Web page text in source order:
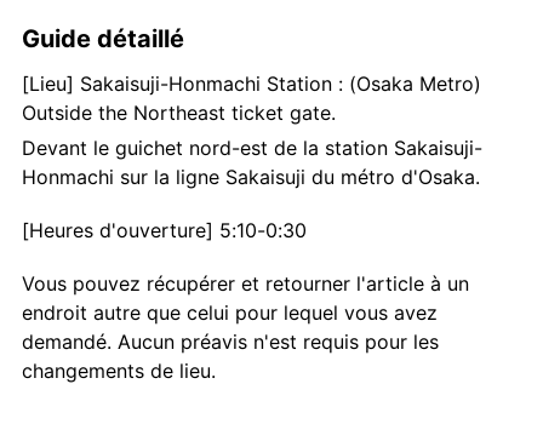
Guide détaillé
[Lieu] Sakaisuji-Honmachi Station : (Osaka Metro)
Outside the Northeast ticket gate.
Devant le guichet nord-est de la station Sakaisuji-
Honmachi sur la ligne Sakaisuji du métro d'Osaka.
[Heures d'ouverture] 5:10-0:30
Vous pouvez récupérer et retourner l'article à un
endroit autre que celui pour lequel vous avez
demandé. Aucun préavis n'est requis pour les
changements de lieu.